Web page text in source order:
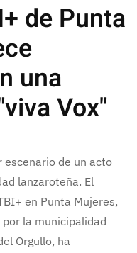
de Punta
una
Vox"
escenario de un acto
lanzaroteña. El
en Punta Mujeres,
la municipalidad
Orgullo, ha